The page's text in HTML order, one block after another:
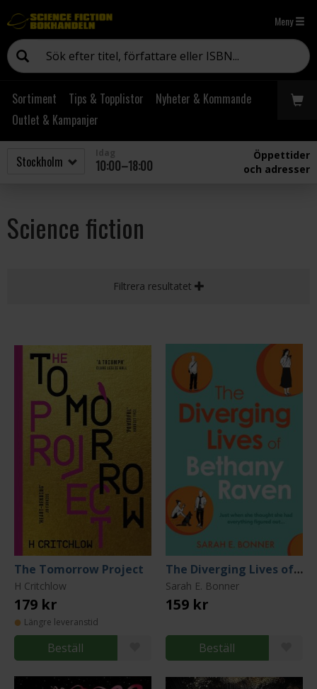
Meny
Sortiment Tips & Topplistor
Nyheter & Kommande
Outlet & Kampanjer
10:00–18:00
Öppettider
och adresser
Science fiction
Filtrera resultatet
The Tomorrow Project
H Critchlow
179 kr
Längre leveranstid
Beställ
The Diverging Lives of Bethany Raven
Sarah E. Bonner
159 kr
Beställ